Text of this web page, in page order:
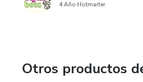
4 Año Hotmarter
Otros productos